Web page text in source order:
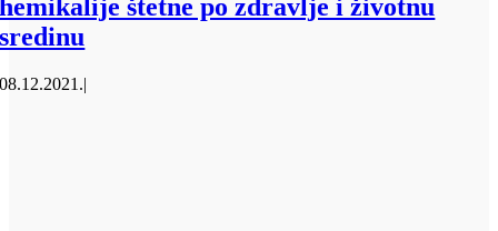
hemikalije štetne po zdravlje i životnu
sredinu
08.12.2021.|